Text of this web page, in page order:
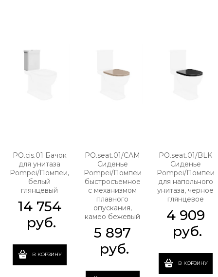
PO.cis.01 Бачок
для унитаза
Pompei/Помпеи,
белый
глянцевый
14 754
руб.
В КОРЗИНУ
PO.seat.01/CAM
Сиденье
Pompei/Помпеи
быстросъемное
с механизмом
плавного
опускания,
камео бежевый
5 897
руб.
PO.seat.01/BLK
Сиденье
Pompei/Помпеи
для напольного
унитаза, черное
глянцевое
4 909
руб.
В КОРЗИНУ